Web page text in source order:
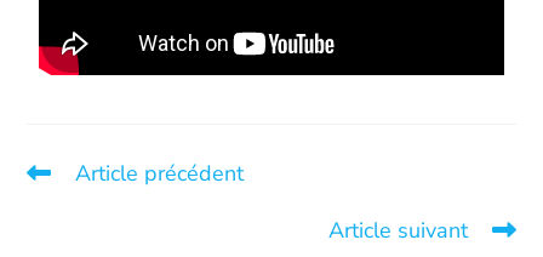
Article précédent
Article suivant